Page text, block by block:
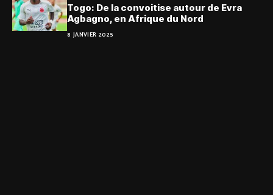
Togo: De la convoitise autour de Evra
Agbagno, en Afrique du Nord
8 JANVIER 2025